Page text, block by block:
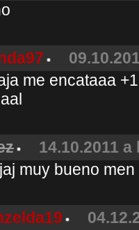
me encataaa
14.10.2011 a
muy bueno